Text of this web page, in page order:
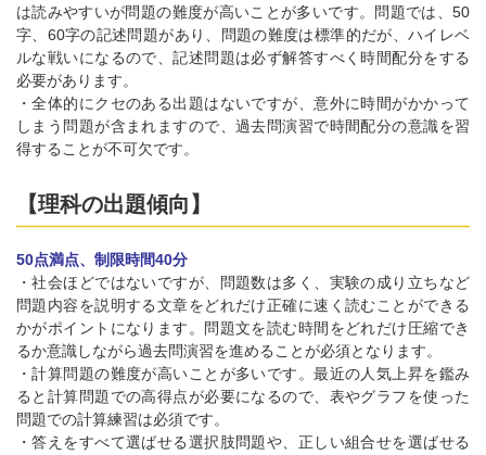
は読みやすいが問題の難度が高いことが多いです。問題では、50
字、60字の記述問題があり、問題の難度は標準的だが、ハイレベ
ルな戦いになるので、記述問題は必ず解答すべく時間配分をする
必要があります。
・全体的にクセのある出題はないですが、意外に時間がかかって
しまう問題が含まれますので、過去問演習で時間配分の意識を習
得することが不可欠です。
【理科の出題傾向】
50点満点、制限時間40分
・社会ほどではないですが、問題数は多く、実験の成り立ちなど
問題内容を説明する文章をどれだけ正確に速く読むことができる
かがポイントになります。問題文を読む時間をどれだけ圧縮でき
るか意識しながら過去問演習を進めることが必須となります。
・計算問題の難度が高いことが多いです。最近の人気上昇を鑑み
ると計算問題での高得点が必要になるので、表やグラフを使った
問題での計算練習は必須です。
・答えをすべて選ばせる選択肢問題や、正しい組合せを選ばせる